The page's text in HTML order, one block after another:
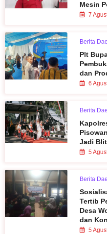
Mesin
7
Berita
Plt
dan
6
Berita
Jadi
5
Berita
Tertib
Desa
dan
5